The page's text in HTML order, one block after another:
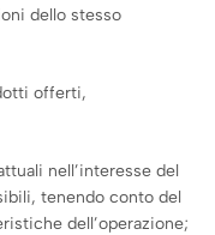
dello stesso
offerti,
nell’interesse del
tenendo conto del
dell’operazione;